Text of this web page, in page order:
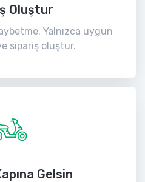
Oluştur
Yalnızca uygun
sipariş oluştur.
Gelsin